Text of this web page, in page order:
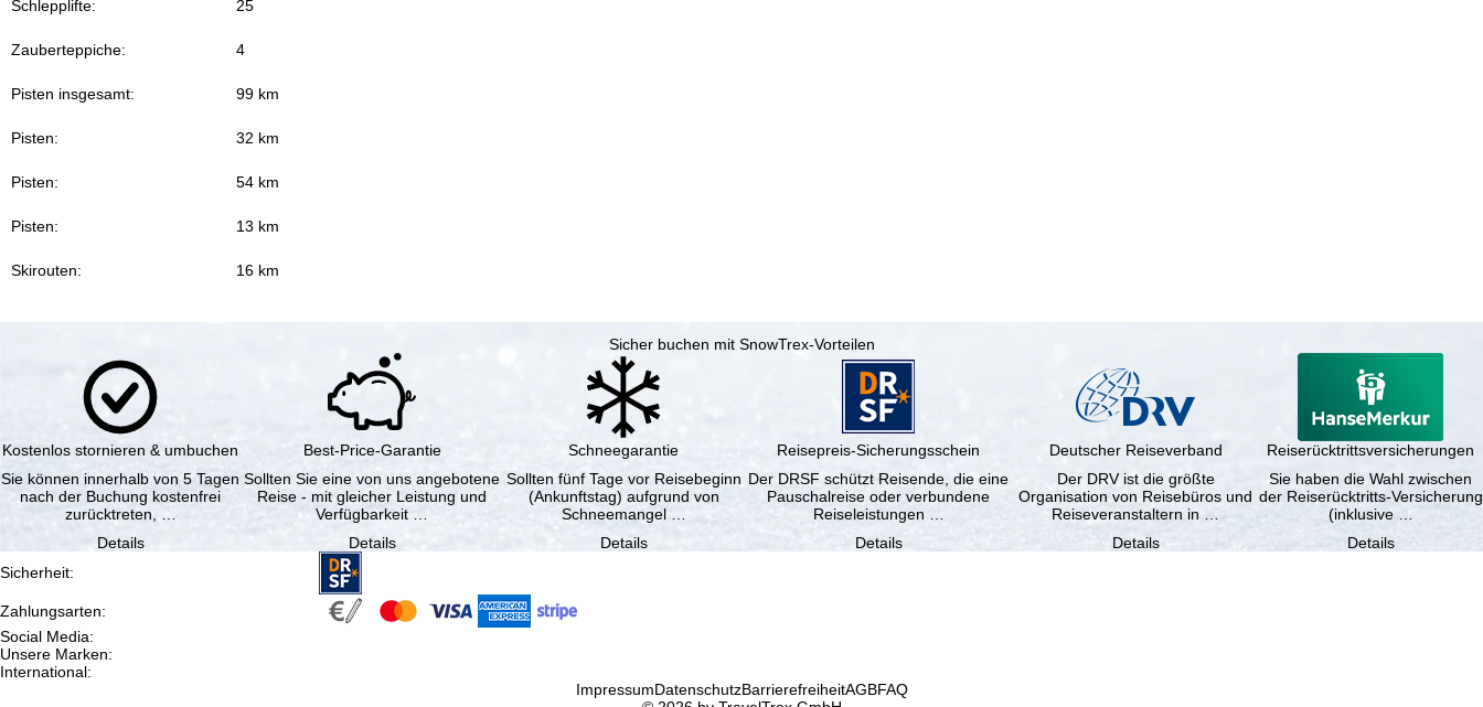
Schlepplifte: 25
Zauberteppiche: 4
Pisten insgesamt: 99 km
Pisten: 32 km
Pisten: 54 km
Pisten: 13 km
Skirouten: 16 km
Sicher buchen mit SnowTrex-Vorteilen
Kostenlos stornieren & umbuchen
Sie können innerhalb von 5 Tagen
nach der Buchung kostenfrei
zurücktreten, …
Details
Best-Price-Garantie
Sollten Sie eine von uns angebotene
Reise - mit gleicher Leistung und
Verfügbarkeit …
Details
Schneegarantie
Sollten fünf Tage vor Reisebeginn
(Ankunftstag) aufgrund von
Schneemangel …
Details
Reisepreis-Sicherungsschein
Der DRSF schützt Reisende, die eine
Pauschalreise oder verbundene
Reiseleistungen …
Details
Deutscher Reiseverband
Der DRV ist die größte
Organisation von Reisebüros und
Reiseveranstaltern in …
Details
Reiserücktrittsversicherungen
Sie haben die Wahl zwischen
der Reiserücktritts-Versicherung
(inklusive …
Details
Sicherheit:
Zahlungsarten:
Social Media:
Unsere Marken:
International:
ImpressumDatenschutzBarrierefreiheitAGBFAQ